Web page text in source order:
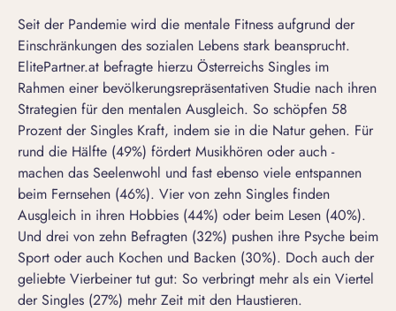
Seit der Pandemie wird die mentale Fitness aufgrund der
Einschränkungen des sozialen Lebens stark beansprucht.
ElitePartner.at befragte hierzu Österreichs Singles im
Rahmen einer bevölkerungsrepräsentativen Studie nach ihren
Strategien für den mentalen Ausgleich. So schöpfen 58
Prozent der Singles Kraft, indem sie in die Natur gehen. Für
rund die Hälfte (49%) fördert Musikhören oder auch -
machen das Seelenwohl und fast ebenso viele entspannen
beim Fernsehen (46%). Vier von zehn Singles finden
Ausgleich in ihren Hobbies (44%) oder beim Lesen (40%).
Und drei von zehn Befragten (32%) pushen ihre Psyche beim
Sport oder auch Kochen und Backen (30%). Doch auch der
geliebte Vierbeiner tut gut: So verbringt mehr als ein Viertel
der Singles (27%) mehr Zeit mit den Haustieren.